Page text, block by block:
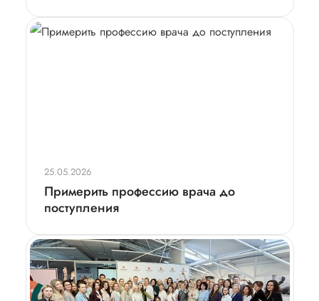
25.05.2026
Примерить профессию врача до
поступления